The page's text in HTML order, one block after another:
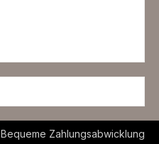
Bequeme Zahlungsabwicklung